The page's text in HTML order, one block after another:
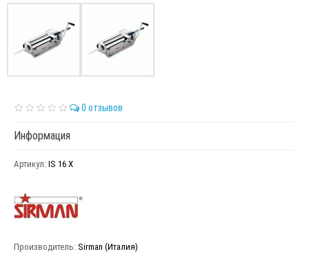
0 отзывов
Информация
Артикул: IS 16 Х
Производитель: Sirman (Италия)